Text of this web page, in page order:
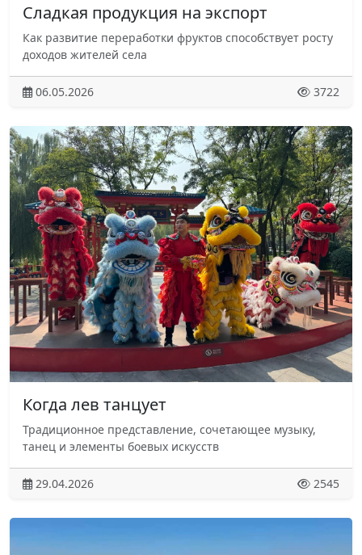
Сладкая продукция на экспорт
Как развитие переработки фруктов способствует росту
доходов жителей села
06.05.2026 3722
Когда лев танцует
Традиционное представление, сочетающее музыку,
танец и элементы боевых искусств
29.04.2026 2545